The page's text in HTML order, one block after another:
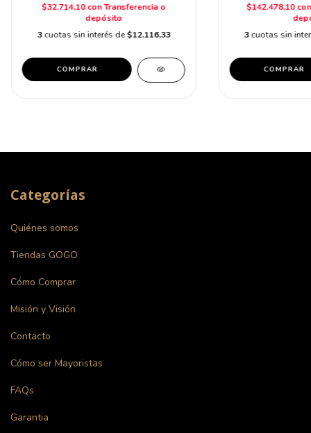
$32.714,10conTransferencia o
depósito
3 cuotas sin interés de$12.116,33
$142.478,10con
3cuotas sin
Categorías
Quiénes somos
Tiendas GOGO
Cómo Comprar
Misión y Visión
Contacto
Cómo ser Mayoristas
FAQs
Garantia